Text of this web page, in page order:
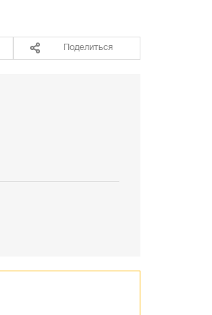
Поделиться